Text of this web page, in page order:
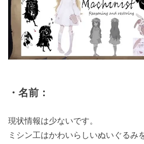
・名前：
現状情報は少ないです。
ミシン工はかわいらしいぬいぐるみ